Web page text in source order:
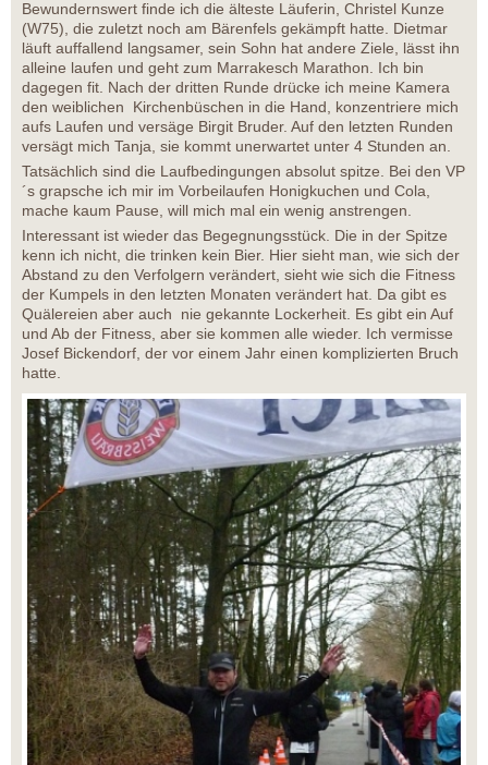
Bewundernswert finde ich die älteste Läuferin, Christel Kunze
(W75), die zuletzt noch am Bärenfels gekämpft hatte. Dietmar
läuft auffallend langsamer, sein Sohn hat andere Ziele, lässt ihn
alleine laufen und geht zum Marrakesch Marathon. Ich bin
dagegen fit. Nach der dritten Runde drücke ich meine Kamera
den weiblichen Kirchenbüschen in die Hand, konzentriere mich
aufs Laufen und versäge Birgit Bruder. Auf den letzten Runden
versägt mich Tanja, sie kommt unerwartet unter 4 Stunden an.
Tatsächlich sind die Laufbedingungen absolut spitze. Bei den VP
´s grapsche ich mir im Vorbeilaufen Honigkuchen und Cola,
mache kaum Pause, will mich mal ein wenig anstrengen.
Interessant ist wieder das Begegnungsstück. Die in der Spitze
kenn ich nicht, die trinken kein Bier. Hier sieht man, wie sich der
Abstand zu den Verfolgern verändert, sieht wie sich die Fitness
der Kumpels in den letzten Monaten verändert hat. Da gibt es
Quälereien aber auch nie gekannte Lockerheit. Es gibt ein Auf
und Ab der Fitness, aber sie kommen alle wieder. Ich vermisse
Josef Bickendorf, der vor einem Jahr einen komplizierten Bruch
hatte.